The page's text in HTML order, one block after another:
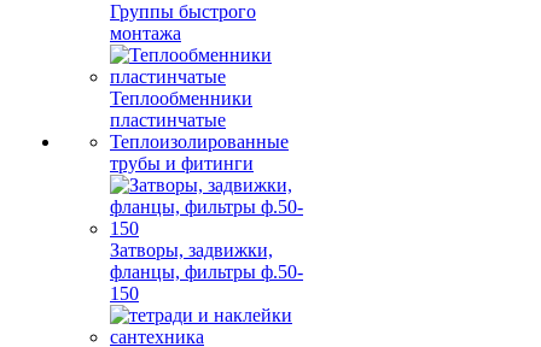
Группы быстрого
монтажа
Теплообменники
пластинчатые
Теплоизолированные
трубы и фитинги
Затворы, задвижки,
фланцы, фильтры ф.50-
150